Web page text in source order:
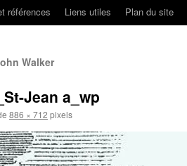
références Liens utiles Plan du site
Walker
Jean a_wp
886 × 712 pixels